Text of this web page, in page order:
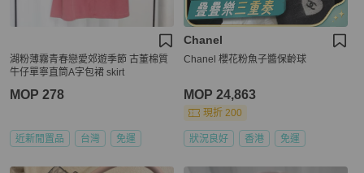
湖粉薄霧青春戀愛郊遊季節 古董棉質
牛仔單寧直筒A字包裙 skirt
MOP 278
近新閒置品 台灣 免運
Chanel
Chanel 櫻花粉魚子醬保齡球
MOP 24,863
現折 200
狀況良好 香港 免運